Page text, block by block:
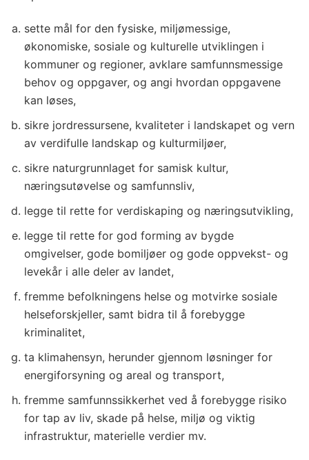
sette mål for den fysiske, miljømessige,
økonomiske, sosiale og kulturelle utviklingen i
kommuner og regioner, avklare samfunnsmessige
behov og oppgaver, og angi hvordan oppgavene
kan løses,
sikre jordressursene, kvaliteter i landskapet og vern
av verdifulle landskap og kulturmiljøer,
sikre naturgrunnlaget for samisk kultur,
næringsutøvelse og samfunnsliv,
legge til rette for verdiskaping og næringsutvikling,
legge til rette for god forming av bygde
omgivelser, gode bomiljøer og gode oppvekst- og
levekår i alle deler av landet,
fremme befolkningens helse og motvirke sosiale
helseforskjeller, samt bidra til å forebygge
kriminalitet,
ta klimahensyn, herunder gjennom løsninger for
energiforsyning og areal og transport,
fremme samfunnssikkerhet ved å forebygge risiko
for tap av liv, skade på helse, miljø og viktig
infrastruktur, materielle verdier mv.